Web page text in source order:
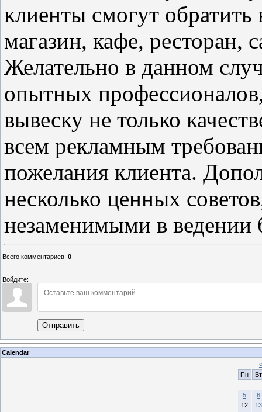
клиенты смогут
магазин, кафе, ресторан,
Желательно в данном
опытных
вывеску не только
всем рекламным
пожелания клиента.
несколько ценных
незаменимыми в ведении
Всего комментариев: 0
Войдите:
Отправить
Calendar
«
Пн
Вт
5
6
12
13